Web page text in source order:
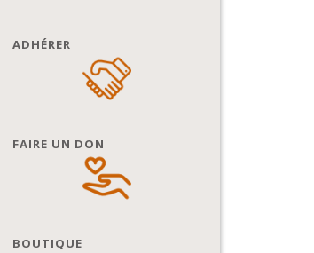
ADHÉRER
FAIRE UN DON
BOUTIQUE